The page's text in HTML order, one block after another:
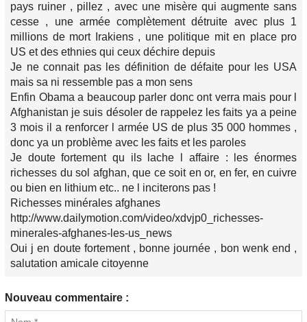
pays ruiner , pillez , avec une misère qui augmente sans
cesse , une armée complètement détruite avec plus 1
millions de mort Irakiens , une politique mit en place pro
US et des ethnies qui ceux déchire depuis
Je ne connait pas les définition de défaite pour les USA
mais sa ni ressemble pas a mon sens
Enfin Obama a beaucoup parler donc ont verra mais pour l
Afghanistan je suis désoler de rappelez les faits ya a peine
3 mois il a renforcer l armée US de plus 35 000 hommes ,
donc ya un problème avec les faits et les paroles
Je doute fortement qu ils lache l affaire : les énormes
richesses du sol afghan, que ce soit en or, en fer, en cuivre
ou bien en lithium etc.. ne l inciterons pas !
Richesses minérales afghanes
http://www.dailymotion.com/video/xdvjp0_richesses-
minerales-afghanes-les-us_news
Oui j en doute fortement , bonne journée , bon wenk end ,
salutation amicale citoyenne
Nouveau commentaire :